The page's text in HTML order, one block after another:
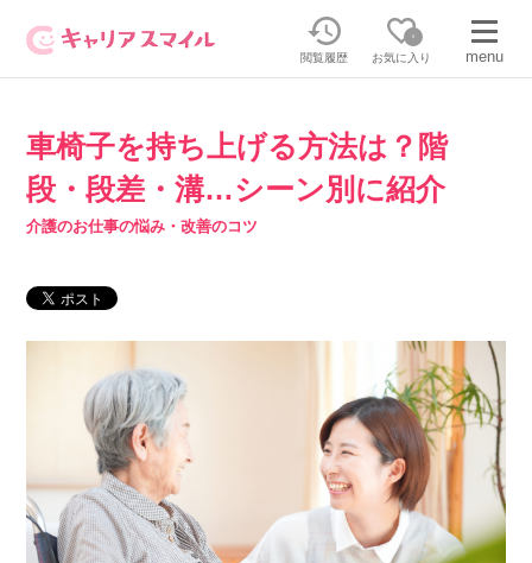
閲覧履歴
0
お気に入り menu
無料相談・お問い合わせはこちら
無料転職相談・お問い合わせの内容を
選択してください
正社員／パートで働く
派遣で働く
介護の資格取得について
正社員・パートの求人を探す
介護のリスキリング
キャリアスマイルとは
スマイルカのsmileコラム
車椅子を持ち上げる方法は？階
段・段差・溝…シーン別に紹介
介護のお仕事の悩み・改善のコツ